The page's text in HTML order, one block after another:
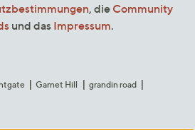
, die Community
und das Impressum.
Garnet Hill
grandin road